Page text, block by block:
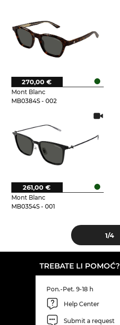
Mont Blanc
MB0384S - 002
270,00 €
Mont Blanc
MB0354S - 001
261,00 €
1/4
TREBATE LI POMOĆ?
Pon.-Pet. 9-18 h
Help Center
Submit a request